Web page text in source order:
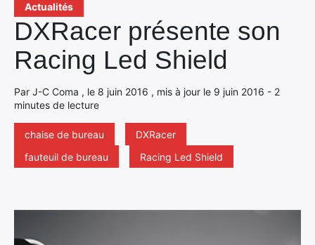
Actualités
DXRacer présente son
Racing Led Shield
Par J-C Coma , le 8 juin 2016 , mis à jour le 9 juin 2016 - 2
minutes de lecture
chaise de bureau
DXRacer
fauteuil de bureau
Racing Led Shield